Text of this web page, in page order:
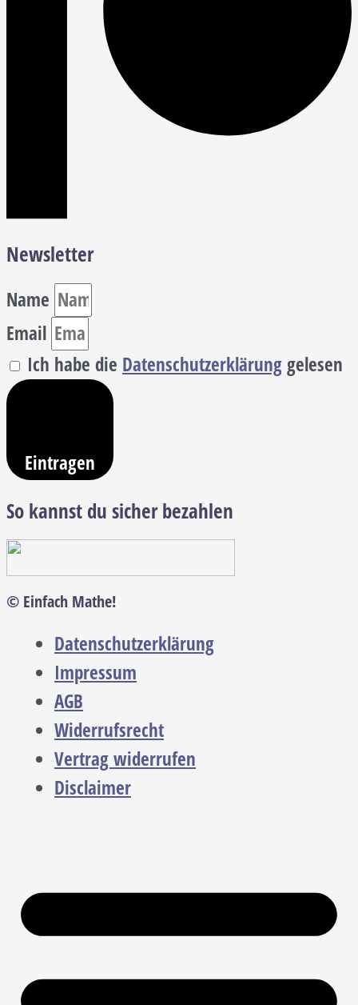
Newsletter
Name
Email
Ich habe die Datenschutzerklärunggelesen
Eintragen
So kannst du sicher bezahlen
© Einfach Mathe!
Datenschutzerklärung
Impressum
AGB
Widerrufsrecht
Vertrag widerrufen
Disclaimer